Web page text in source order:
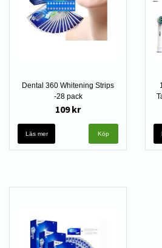
Dental 360 Whitening Strips
-28 pack
109 kr
Läs mer